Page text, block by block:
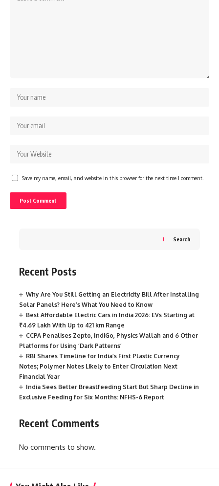
Save my name, email, and website in this browser for the next time I comment.
Search
Recent Posts
Why Are You Still Getting an Electricity Bill After Installing
Solar Panels? Here’s What You Need to Know
Best Affordable Electric Cars in India 2026: EVs Starting at
₹4.69 Lakh With Up to 421 km Range
CCPA Penalises Zepto, IndiGo, Physics Wallah and 6 Other
Platforms for Using ‘Dark Patterns’
RBI Shares Timeline for India’s First Plastic Currency
Notes; Polymer Notes Likely to Enter Circulation Next
Financial Year
India Sees Better Breastfeeding Start But Sharp Decline in
Exclusive Feeding for Six Months: NFHS-6 Report
Recent Comments
No comments to show.